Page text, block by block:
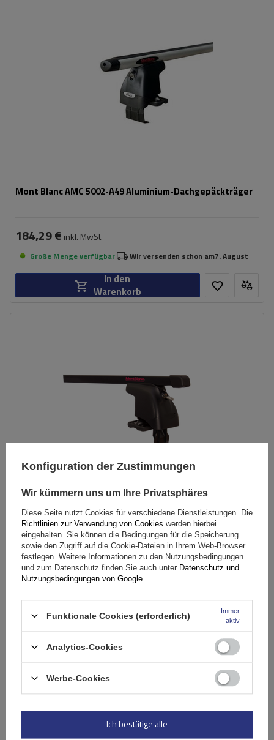
Mont Blanc AMC 5002-A49 Aluminium-Dachgepäckträger
184,29 € inkl. MwSt
Große Menge verfügbar Wir versenden schon am7. August
In den
Warenkorb
Mont Blanc AMC 5002-S49 Stahldachträger
137,29 €inkl. MwSt
Große Menge verfügbar Wir versenden schon am
Warenkorb
Konfiguration der Zustimmungen
Wir kümmern uns um Ihre Privatsphäres
Diese Seite nutzt Cookies für verschiedene Dienstleistungen. Die
Richtlinien zur Verwendung von Cookies werden hierbei
eingehalten. Sie können die Bedingungen für die Speicherung
sowie den Zugriff auf die Cookie-Dateien in Ihrem Web-Browser
festlegen. Weitere Informationen zu den Nutzungsbedingungen
und zum Datenschutz finden Sie auch unter Datenschutz und
Nutzungsbedingungen von Google
Funktionale Cookies (erforderlich)
Immer
aktiv
Analytics-Cookies
Werbe-Cookies
Ich bestätige alle